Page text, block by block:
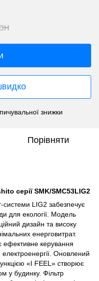
знижки
Порівняти
серії SMK/SMC53LIG2
системи LIG2 забезпечує
для екології. Модель
дизайн та високу
енерговитрат.
ефективне керування
Оновлений
«I FEEL» створює
у будинку. Фільтр